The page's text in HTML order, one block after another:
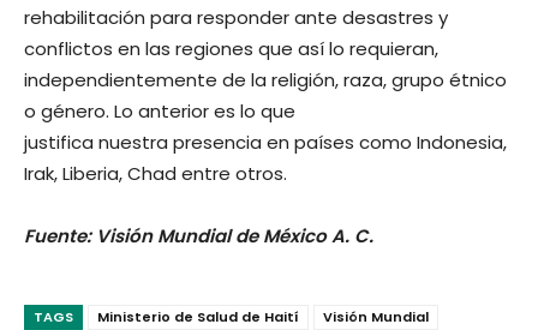
rehabilitación para responder ante desastres y
conflictos en las regiones que así lo requieran,
independientemente de la religión, raza, grupo étnico
o género. Lo anterior es lo que
justifica nuestra presencia en países como Indonesia,
Irak, Liberia, Chad entre otros.
Fuente: Visión Mundial de México A. C.
TAGS Ministerio de Salud de Haití Visión Mundial